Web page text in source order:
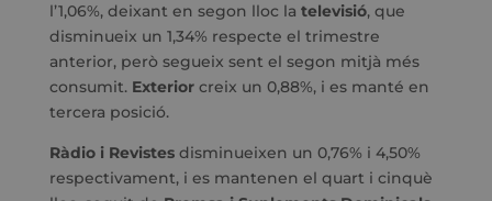
l’1,06%, deixant en segon lloc la televisió, que
disminueix un 1,34% respecte el trimestre
anterior, però segueix sent el segon mitjà més
consumit. Exteriorcreix un 0,88%, i es manté en
tercera posició.
Ràdio i Revistesdisminueixen un 0,76% i 4,50%
respectivament, i es mantenen el quart i cinquè